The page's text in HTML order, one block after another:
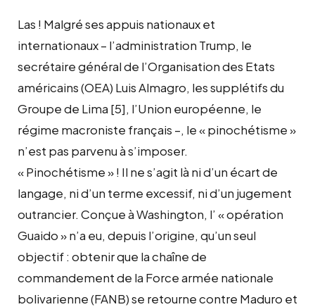
Las ! Malgré ses appuis nationaux et
internationaux – l’administration Trump, le
secrétaire général de l’Organisation des Etats
américains (OEA) Luis Almagro, les supplétifs du
Groupe de Lima [5], l’Union européenne, le
régime macroniste français –, le « pinochétisme »
n’est pas parvenu à s’imposer.
« Pinochétisme » ! Il ne s’agit là ni d’un écart de
langage, ni d’un terme excessif, ni d’un jugement
outrancier. Conçue à Washington, l’ « opération
Guaido » n’a eu, depuis l’origine, qu’un seul
objectif : obtenir que la chaîne de
commandement de la Force armée nationale
bolivarienne (FANB) se retourne contre Maduro et